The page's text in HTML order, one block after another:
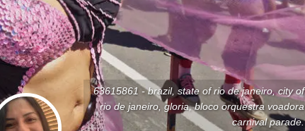
63615861 - brazil, state of rio de janeiro, city of
rio de janeiro, gloria, bloco orquestra voadora
carnival parade.